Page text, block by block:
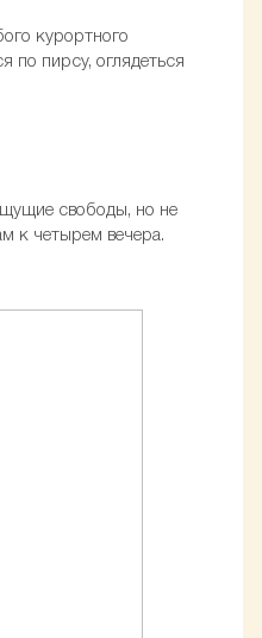
курортного
по пирсу, оглядеться
свободы, но не
к четырем вечера.